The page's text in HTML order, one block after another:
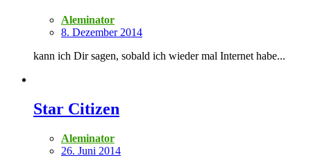
Aleminator
8. Dezember 2014
kann ich Dir sagen, sobald ich wieder mal Internet habe...
Star Citizen
Aleminator
26. Juni 2014